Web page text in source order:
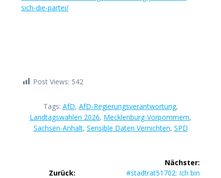
sich-die-partei/
Post Views: 542
Tags: AfD, AfD-Regierungsverantwortung,
Landtagswahlen 2026, Mecklenburg-Vorpommern,
Sachsen-Anhalt, Sensible Daten Vernichten, SPD
Zurück:
Nächster:
Nächster
#stadtrat51702: Ich bin